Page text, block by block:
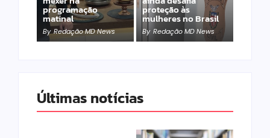
programação
matinal
By Redação MD News
proteção às
mulheres no Brasil
By Redação MD News
Últimas notícias